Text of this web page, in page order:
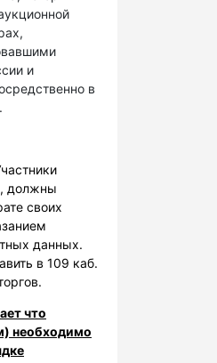
и
в
должны
своих
данных.
в 109 каб.
что
необходимо